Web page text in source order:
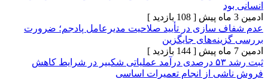
[ 108 بازدید ]
در تأیید صلاحیت مدیرعامل پادجم؛ ضرورت
جایگزین
[ 144 بازدید ]
ثبت رشد ۵۳ درصدی درآمد عملیاتی شکبیر در شرایط کاهش
از انجام تعمیرات اساسی